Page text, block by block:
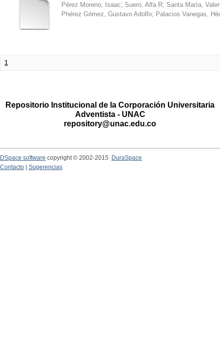
Pérez Moreno, Isaac; Suero, Alfa R; Santa María,
Phérez Gómez, Gustavo Adolfo; Palacios Vanegas,
1
Repositorio Institucional de la Corporación Universitaria
Adventista - UNAC
repository@unac.edu.co
DSpace software copyright © 2002-2015
DuraSpace
Contacto
Sugerencias